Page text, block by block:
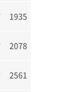
1935
2078
2561